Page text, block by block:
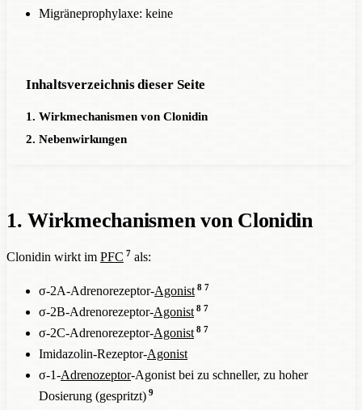
Migräneprophylaxe: keine
Inhaltsverzeichnis dieser Seite
1. Wirkmechanismen von Clonidin
2. Nebenwirkungen
1. Wirkmechanismen von Clonidin
Clonidin wirkt im PFC 7 als:
σ-2A-Adrenorezeptor-Agonist 8 7
σ-2B-Adrenorezeptor-Agonist 8 7
σ-2C-Adrenorezeptor-Agonist 8 7
Imidazolin-Rezeptor-Agonist
σ-1-Adrenozeptor-Agonist bei zu schneller, zu hoher
Dosierung (gespritzt) 9